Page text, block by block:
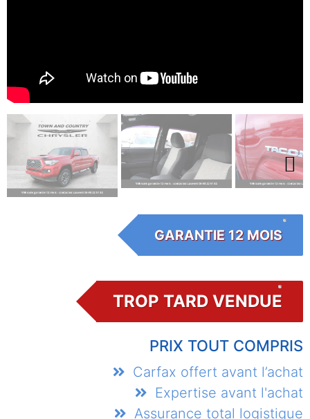
Next
GARANTIE 12 MOIS
TROP TARD VENDUE
PRIX TOUT COMPRIS
Carfax offert avant l’achat
Expertise avant l'achat
Assurance total logistique